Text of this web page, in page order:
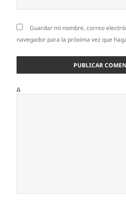
Guardar mi nombre, correo
navegador para la próxima vez que
Δ